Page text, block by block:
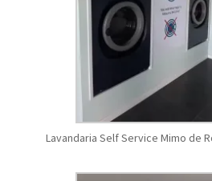
Lavandaria Self Service Mimo de